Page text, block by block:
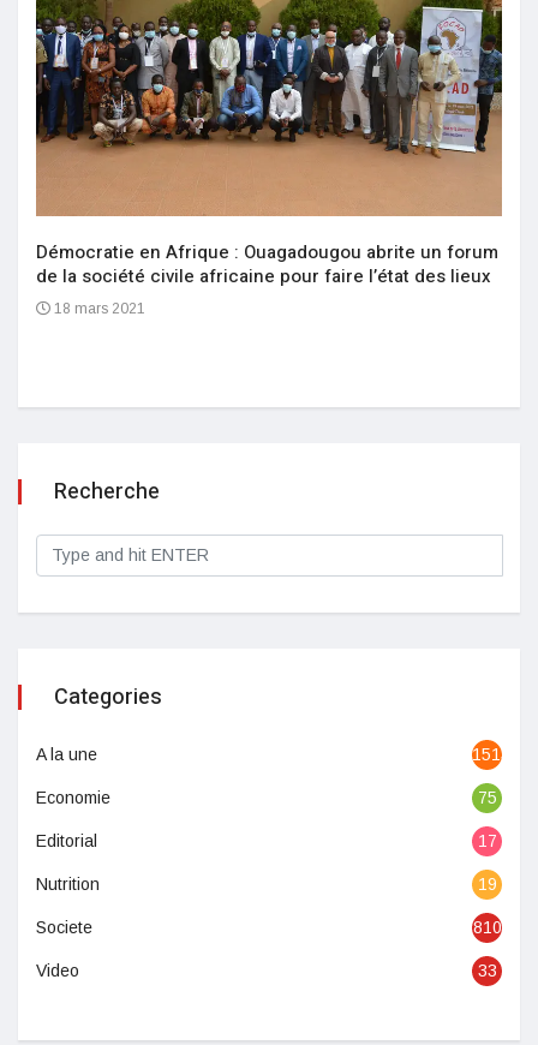
Démocratie en Afrique : Ouagadougou abrite un forum
de la société civile africaine pour faire l’état des lieux
18 mars 2021
Recherche
Categories
A la une 1513
Economie 75
Editorial 17
Nutrition 19
Societe 810
Video 33